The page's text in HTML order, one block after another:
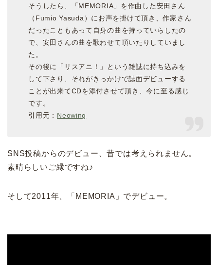
そうしたら、「MEMORIA」を作曲した安田さん
（Fumio Yasuda）にお声を掛けて頂き、作家さん
だったこともあって自身の曲を持っていらしたの
で、安田さんの曲を歌わせて頂いたりしていまし
た。
その後に「リスアニ！」という雑誌に持ち込みを
して下さり、それがきっかけで誌面デビューする
ことが出来てCDを添付させて頂き、今に至る感じ
です。
引用元： Neowing
SNS投稿からのデビュー、昔では考えられません。
素晴らしいご縁ですね♪
そして2011年、「MEMORIA」でデビュー。